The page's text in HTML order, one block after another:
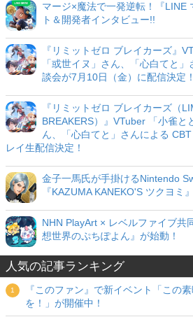
マージ×魔法で一発逆転！『LINE
ト＆開発者インタビュー!!
『リミットゼロ ブレイカーズ』
「或世イヌ」さん、「心白てと
談会が7月10日（金）に配信決定！
『リミットゼロ ブレイカーズ（
BREAKERS）』VTuber 「小雀と
ん、「心白てと」さんによる
レイ生配信決定！
金子一馬氏が手掛けるNintendo
『KAZUMA KANEKO'S ツクヨミ
NHN PlayArt × レベルファイブ共
想世界のぷちぽよん』が始動！
人気の記事ランキング
『このファン』で新イベント「この
を！」が開催中！